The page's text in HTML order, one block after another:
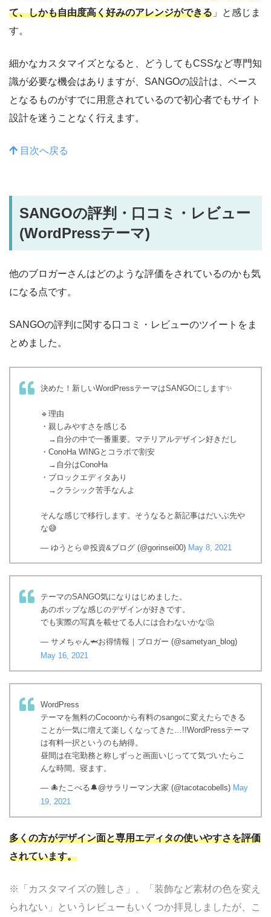
て、しかも自由度高く好みのアレンジができる 」と感じま
す。
細かなカスタマイズとなると、どうしてもCSSなど専門知
識が必要な機会はありますが、SANGOの設計は、ベース
となるものがすでに用意されているので初心者でもサイト
設計を迷うことなく行えます。
目次へ戻る
SANGOの評判・口コミ
・レビュー
(WordPressテーマ)
他のブロガーさんはどのような評価をされているのかも気
になる点です。
SANGOの評判に関する口コミ・レビューのツイートをま
とめました。
決めた！新しいWordPressテーマはSANGOにします✨
🔹理由
・親しみやすさを感じる
→自分の中で一番重要。マテリアルデザイン好きだし
・ConoHa WINGとコラボで割安
→自分はConoHa
・ブロックエディタあり
→クラシック苦手なんよ
そんな感じで移行します。そうなると新記事はだいぶ先や
な😅
— ゆうとら＠投資&ブログ (@gorinsei00) May 8, 2021
テーマのSANGO気になりはじめました。
あのポップな感じのデザインが好きです。
でも実際の写真を載せてる人には合わないかな🤔
— サメちゃん🦈お得情報｜ブロガー (@sametyan_blog)
May 16, 2021
WordPress
テーマを無料のCocoonから有料のsangoに変えたらできる
ことが一気に増えて楽しくなってきた…!!WordPressテーマ
は有料一択というのも納得。
昼間は在宅勤務と称しずっと画面いじってて気づいたらこ
んな時間。寝ます。
— 🐙たこべる🔔@サラリーマン大家 (@tacotacobells) May
19, 2021
多くの方がデザイン面と専用エディタの使いやすさを評価
されています。
※「カスタマイズの難しさ」、「装飾など素材の色を変え
られない」というレビューもいくつか拝見しましたが、こ